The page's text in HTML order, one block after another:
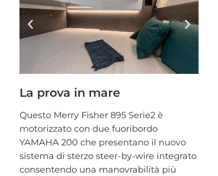
La prova in mare
Questo Merry Fisher 895 Serie2 è
motorizzato con due fuoribordo
YAMAHA 200 che presentano il nuovo
sistema di sterzo steer-by-wire integrato
consentendo una manovrabilità più